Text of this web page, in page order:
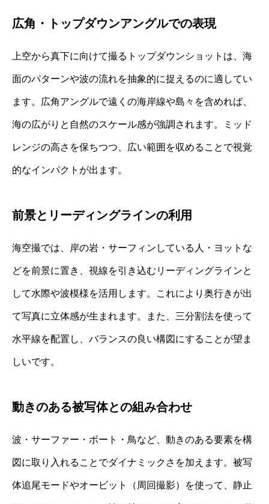
広角・トップダウンアングルでの表現
上空から真下に向けて撮るトップダウンショットは、海
面のパターンや波の流れを抽象的に捉えるのに適してい
ます。広角アングルで遠くの海岸線や島々を含めれば、
海の広がりと自然のスケール感が強調されます。ミッド
レンジの高さを保ちつつ、広い範囲を収めることで視覚
的なインパクトが出ます。
前景とリーディングラインの利用
海空撮では、岸の岩・サーフィンしている人・ヨットな
どを前景に置き、視線を引き込むリーディングラインと
して水際や波模様を活用します。これにより奥行きが出
て写真に立体感が生まれます。また、三分割法を使って
水平線を配置し、バランスの良い構図にすることが望ま
しいです。
動きのある被写体との組み合わせ
波・サーファー・ボート・鳥など、動きのある要素を構
図に取り入れることでダイナミックさを加えます。被写
体追尾モードやオービット（周回撮影）を使って、静止